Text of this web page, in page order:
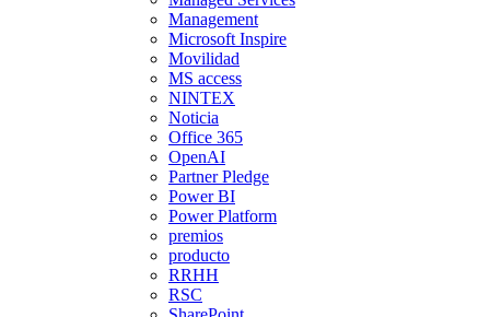
Management
Microsoft Inspire
Movilidad
MS access
NINTEX
Noticia
Office 365
OpenAI
Partner Pledge
Power BI
Power Platform
premios
producto
RRHH
RSC